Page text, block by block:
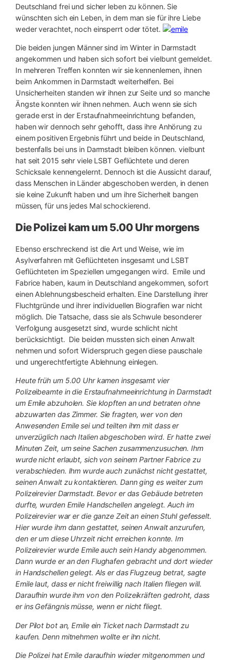
Deutschland frei und sicher leben zu können. Sie
wünschten sich ein Leben, in dem man sie für ihre Liebe
weder verachtet, noch einsperrt oder tötet.
Die beiden jungen Männer sind im Winter in Darmstadt
angekommen und haben sich sofort bei vielbunt gemeldet.
In mehreren Treffen konnten wir sie kennenlernen, ihnen
beim Ankommen in Darmstadt weiterhelfen. Bei
Unsicherheiten standen wir ihnen zur Seite und so manche
Ängste konnten wir ihnen nehmen. Auch wenn sie sich
gerade erst in der Erstaufnahmeeinrichtung befanden,
haben wir dennoch sehr gehofft, dass ihre Anhörung zu
einem positiven Ergebnis führt und beide in Deutschland,
bestenfalls bei uns in Darmstadt bleiben können. vielbunt
hat seit 2015 sehr viele LSBT Geflüchtete und deren
Schicksale kennengelernt. Dennoch ist die Aussicht darauf,
dass Menschen in Länder abgeschoben werden, in denen
sie keine Zukunft haben und um ihre Sicherheit bangen
müssen, für uns jedes Mal schockierend.
Die Polizei kam um 5.00 Uhr morgens
Ebenso erschreckend ist die Art und Weise, wie im
Asylverfahren mit Geflüchteten insgesamt und LSBT
Geflüchteten im Speziellen umgegangen wird. Emile und
Fabrice haben, kaum in Deutschland angekommen, sofort
einen Ablehnungsbescheid erhalten. Eine Darstellung ihrer
Fluchtgründe und ihrer individuellen Biografien war nicht
möglich. Die Tatsache, dass sie als Schwule besonderer
Verfolgung ausgesetzt sind, wurde schlicht nicht
berücksichtigt. Die beiden mussten sich einen Anwalt
nehmen und sofort Widerspruch gegen diese pauschale
und ungerechtfertigte Ablehnung einlegen.
Heute früh um 5.00 Uhr kamen insgesamt vier
Polizeibeamte in die Erstaufnahmeeinrichtung in Darmstadt
um Emile abzuholen. Sie klopften an und betraten ohne
abzuwarten das Zimmer. Sie fragten, wer von den
Anwesenden Emile sei und teilten ihm mit dass er
unverzüglich nach Italien abgeschoben wird. Er hatte zwei
Minuten Zeit, um seine Sachen zusammenzusuchen. Ihm
wurde nicht erlaubt, sich von seinem Partner Fabrice zu
verabschieden. Ihm wurde auch zunächst nicht gestattet,
seinen Anwalt zu kontaktieren. Dann ging es weiter zum
Polizeirevier Darmstadt. Bevor er das Gebäude betreten
durfte, wurden Emile Handschellen angelegt. Auch im
Polizeirevier war er die ganze Zeit an einen Stuhl gefesselt.
Hier wurde ihm dann gestattet, seinen Anwalt anzurufen,
den er um diese Uhrzeit nicht erreichen konnte. Im
Polizeirevier wurde Emile auch sein Handy abgenommen.
Dann wurde er an den Flughafen gebracht und dort wieder
in Handschellen gelegt. Als er das Flugzeug betrat, sagte
Emile laut, dass er nicht freiwillig nach Italien fliegen will.
Daraufhin wurde ihm von den Polizeikräften gedroht, dass
er ins Gefängnis müsse, wenn er nicht fliegt.
Der Pilot bot an, Emile ein Ticket nach Darmstadt zu
kaufen. Denn mitnehmen wollte er ihn nicht.
Die Polizei hat Emile daraufhin wieder mitgenommen und